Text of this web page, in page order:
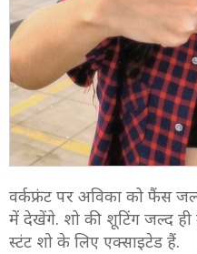
वर्कफ्रंट पर अविका को फैंस
में देखेंगे. शो की शूटिंग जल्द ही
स्टंट शो के लिए एक्साइटेड हैं.